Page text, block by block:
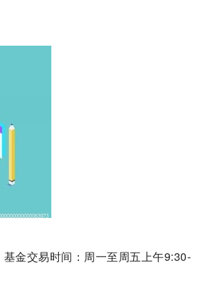
金交易时间：周一至周五上午9:30-